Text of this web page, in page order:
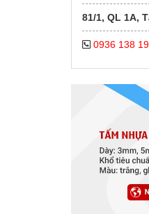
81/1, QL 1A,
0936 138